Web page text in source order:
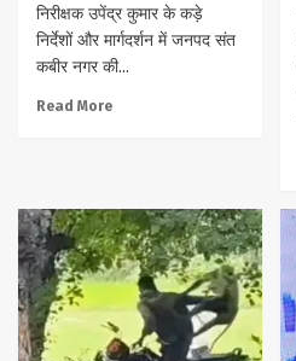
निरीक्षक उपेंद्र कुमार के कड़े
निर्देशों और मार्गदर्शन में जनपद संत
कबीर नगर की...
Read More